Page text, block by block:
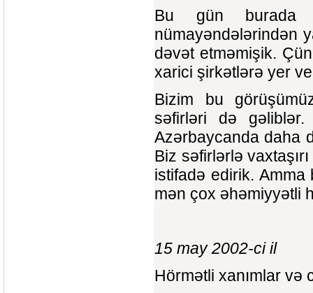
Bu gün burada
nümayəndələrindən
dəvət etməmişik.
xarici şirkətlərə yer
Bizim bu
səfirləri də
Azərbaycanda daha
Biz səfirlərlə
istifadə edirik. Amma
mən çox əhəmiyyətli
15 may 2002-ci il
Hörmətli xanımlar və